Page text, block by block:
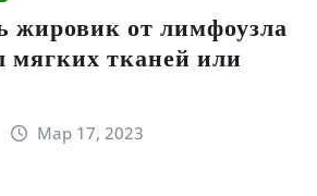
жировик от лимфоузла
тканей или
Мар 17, 2023